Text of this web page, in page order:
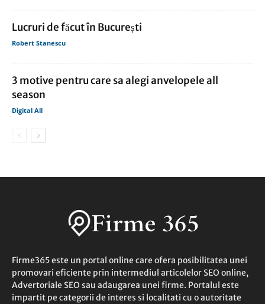
Lucruri de făcut în București
Robert Stanescu
3 motive pentru care sa alegi anvelopele all
season
Digital All
Firme365 este un portal online care ofera posibilitatea unei
promovari eficiente prin intermediul articolelor SEO online,
Advertoriale SEO sau adaugarea unei firme. Portalul este
impartit pe categorii de interes si localitati cu o autoritate